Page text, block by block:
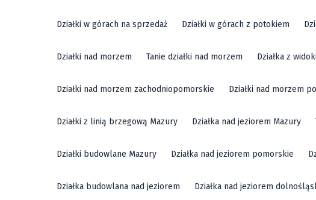
Działki w górach na sprzedaż Działki w górach z potokiem
Działki nad morzem Tanie działki nad morzem Działka z
Działki nad morzem zachodniopomorskie Działki nad morzem
Działki z linią brzegową Mazury Działka nad jeziorem Mazury
Działki budowlane Mazury Działka nad jeziorem pomorskie
Działka budowlana nad jeziorem Działka nad jeziorem